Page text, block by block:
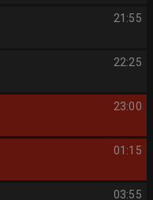
21:55
22:25
23:00
01:15
03:55